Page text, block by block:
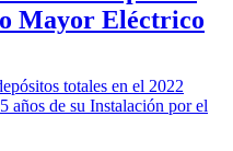
Mayor Eléctrico
totales en el 2022
años de su Instalación por el